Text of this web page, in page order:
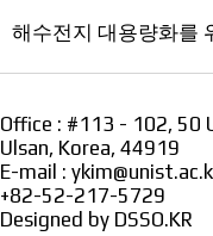
해수전지 대용량화를
Office : #113 - 102, 50
Ulsan, Korea, 44919
E-mail :
+82-52-217-5729
Designed by DSSO.KR